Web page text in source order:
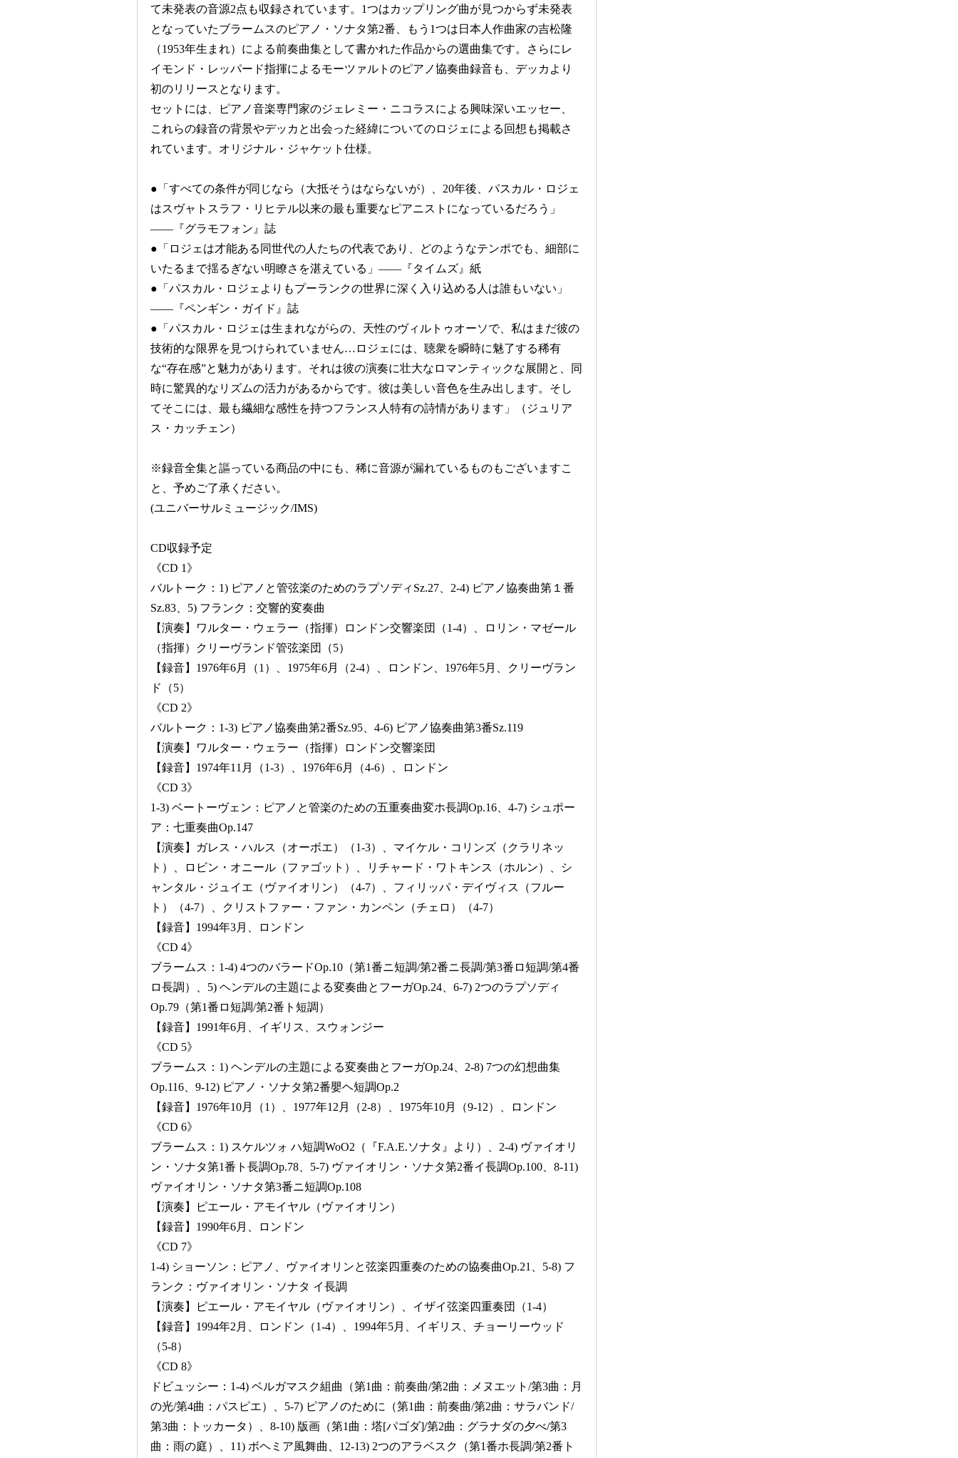
て未発表の音源2点も収録されています。1つはカップリング曲が見つからず未発表
となっていたブラームスのピアノ・ソナタ第2番、もう1つは日本人作曲家の吉松隆
（1953年生まれ）による前奏曲集として書かれた作品からの選曲集です。さらにレ
イモンド・レッパード指揮によるモーツァルトのピアノ協奏曲録音も、デッカより
初のリリースとなります。
セットには、ピアノ音楽専門家のジェレミー・ニコラスによる興味深いエッセー、
これらの録音の背景やデッカと出会った経緯についてのロジェによる回想も掲載さ
れています。オリジナル・ジャケット仕様。
●「すべての条件が同じなら（大抵そうはならないが）、20年後、パスカル・ロジェ
はスヴャトスラフ・リヒテル以来の最も重要なピアニストになっているだろう」
――『グラモフォン』誌
●「ロジェは才能ある同世代の人たちの代表であり、どのようなテンポでも、細部に
いたるまで揺るぎない明瞭さを湛えている」――『タイムズ』紙
●「パスカル・ロジェよりもプーランクの世界に深く入り込める人は誰もいない」
――『ペンギン・ガイド』誌
●「パスカル・ロジェは生まれながらの、天性のヴィルトゥオーソで、私はまだ彼の
技術的な限界を見つけられていません…ロジェには、聴衆を瞬時に魅了する稀有
な“存在感”と魅力があります。それは彼の演奏に壮大なロマンティックな展開と、同
時に驚異的なリズムの活力があるからです。彼は美しい音色を生み出します。そし
てそこには、最も繊細な感性を持つフランス人特有の詩情があります」（ジュリア
ス・カッチェン）
※録音全集と謳っている商品の中にも、稀に音源が漏れているものもございますこ
と、予めご了承ください。
(ユニバーサルミュージック/IMS)
CD収録予定
《CD 1》
バルトーク：1) ピアノと管弦楽のためのラプソディSz.27、2-4) ピアノ協奏曲第１番
Sz.83、5) フランク：交響的変奏曲
【演奏】ワルター・ウェラー（指揮）ロンドン交響楽団（1-4）、ロリン・マゼール
（指揮）クリーヴランド管弦楽団（5）
【録音】1976年6月（1）、1975年6月（2-4）、ロンドン、1976年5月、クリーヴラン
ド（5）
《CD 2》
バルトーク：1-3) ピアノ協奏曲第2番Sz.95、4-6) ピアノ協奏曲第3番Sz.119
【演奏】ワルター・ウェラー（指揮）ロンドン交響楽団
【録音】1974年11月（1-3）、1976年6月（4-6）、ロンドン
《CD 3》
1-3) ベートーヴェン：ピアノと管楽のための五重奏曲変ホ長調Op.16、4-7) シュポー
ア：七重奏曲Op.147
【演奏】ガレス・ハルス（オーボエ）（1-3）、マイケル・コリンズ（クラリネッ
ト）、ロビン・オニール（ファゴット）、リチャード・ワトキンス（ホルン）、シ
ャンタル・ジュイエ（ヴァイオリン）（4-7）、フィリッパ・デイヴィス（フルー
ト）（4-7）、クリストファー・ファン・カンペン（チェロ）（4-7）
【録音】1994年3月、ロンドン
《CD 4》
ブラームス：1-4) 4つのバラードOp.10（第1番ニ短調/第2番ニ長調/第3番ロ短調/第4番
ロ長調）、5) ヘンデルの主題による変奏曲とフーガOp.24、6-7) 2つのラプソディ
Op.79（第1番ロ短調/第2番ト短調）
【録音】1991年6月、イギリス、スウォンジー
《CD 5》
ブラームス：1) ヘンデルの主題による変奏曲とフーガOp.24、2-8) 7つの幻想曲集
Op.116、9-12) ピアノ・ソナタ第2番嬰ヘ短調Op.2
【録音】1976年10月（1）、1977年12月（2-8）、1975年10月（9-12）、ロンドン
《CD 6》
ブラームス：1) スケルツォ ハ短調WoO2（『F.A.E.ソナタ』より）、2-4) ヴァイオリ
ン・ソナタ第1番ト長調Op.78、5-7) ヴァイオリン・ソナタ第2番イ長調Op.100、8-11)
ヴァイオリン・ソナタ第3番ニ短調Op.108
【演奏】ピエール・アモイヤル（ヴァイオリン）
【録音】1990年6月、ロンドン
《CD 7》
1-4) ショーソン：ピアノ、ヴァイオリンと弦楽四重奏のための協奏曲Op.21、5-8) フ
ランク：ヴァイオリン・ソナタ イ長調
【演奏】ピエール・アモイヤル（ヴァイオリン）、イザイ弦楽四重奏団（1-4）
【録音】1994年2月、ロンドン（1-4）、1994年5月、イギリス、チョーリーウッド
（5-8）
《CD 8》
ドビュッシー：1-4) ベルガマスク組曲（第1曲：前奏曲/第2曲：メヌエット/第3曲：月
の光/第4曲：パスピエ）、5-7) ピアノのために（第1曲：前奏曲/第2曲：サラバンド/
第3曲：トッカータ）、8-10) 版画（第1曲：塔[パゴダ]/第2曲：グラナダの夕べ/第3
曲：雨の庭）、11) ボヘミア風舞曲、12-13) 2つのアラベスク（第1番ホ長調/第2番ト